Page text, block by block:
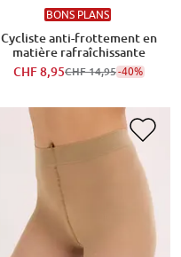
BONS PLANS
Cycliste anti-frottement en
matière rafraîchissante
CHF 8,95CHF 14,95-40%